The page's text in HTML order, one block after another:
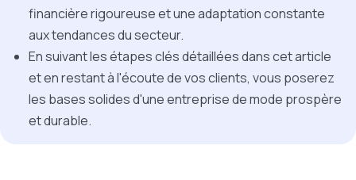
financière rigoureuse et une adaptation constante
aux tendances du secteur.
En suivant les étapes clés détaillées dans cet article
et en restant à l'écoute de vos clients, vous poserez
les bases solides d'une entreprise de mode prospère
et durable.